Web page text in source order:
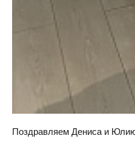
Поздравляем Дениса и Юлию